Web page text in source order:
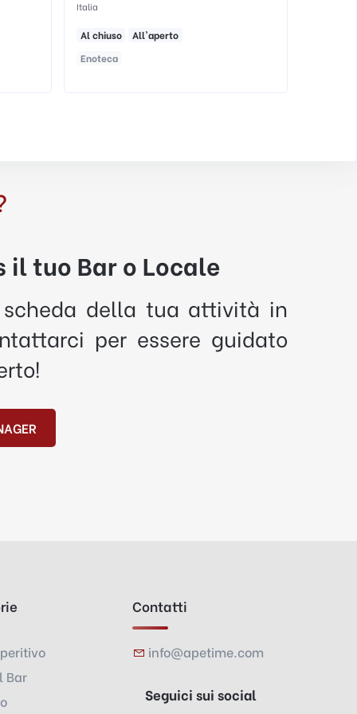
MI, Italia
Al chiuso All'aperto
Bar
il tuo Bar o Locale
della tua attività in
per essere guidato
Bar
Contatti
info@apetime.com
Seguici sui social